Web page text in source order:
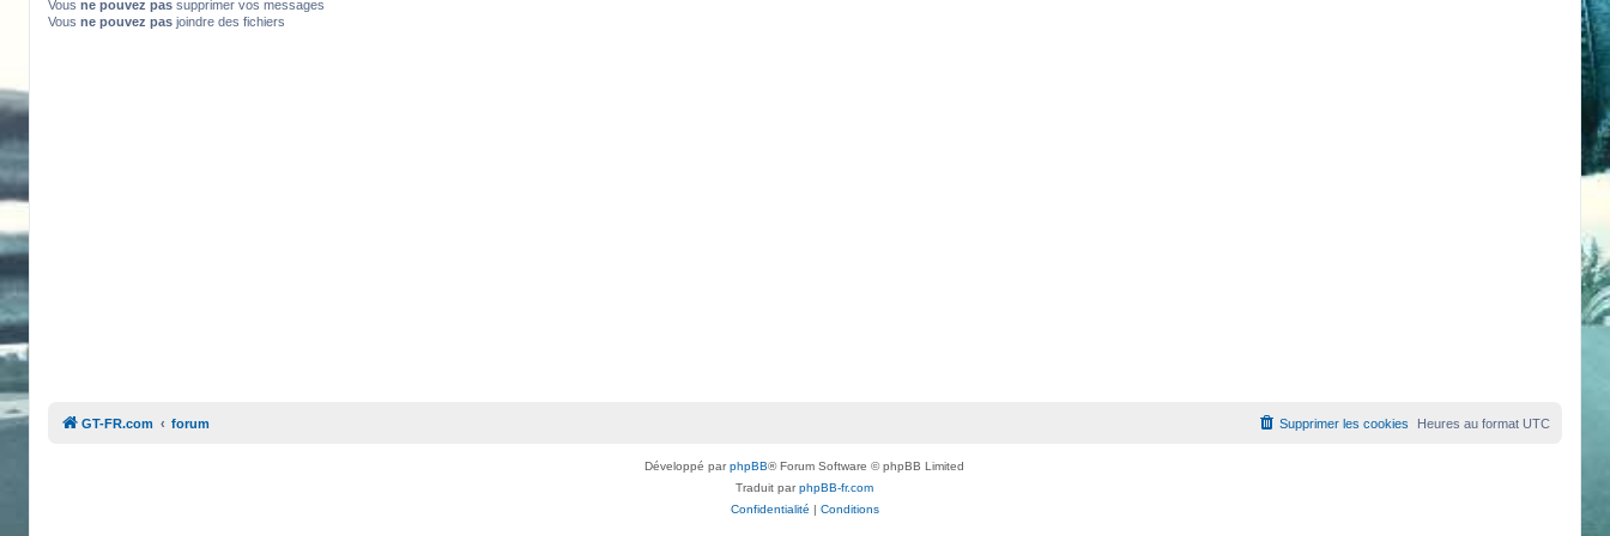
Vousne pouvez pas supprimer vos messages
Vousne pouvez pas joindre des fichiers
GT-FR.com forum Heures au format UTC
Supprimer les cookies
Développé parphpBB® Forum Software © phpBB Limited
Traduit parphpBB-fr.com
Confidentialité
Conditions